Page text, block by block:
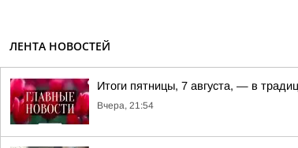
ЛЕНТА НОВОСТЕЙ
Итоги пятницы, 7 августа, — в
Вчера, 21:54